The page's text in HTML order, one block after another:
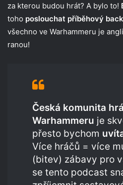
za kterou budou hrát? A bylo to!
toho poslouchat příběhový
všechno ve Warhammeru je
ranou!
Česká komunita
Warhammeru je
přesto bychom
Více hráčů = více
(bitev) zábavy pro
se tento podcast